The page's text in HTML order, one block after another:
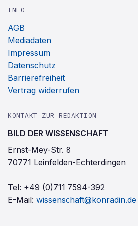
INFO
AGB
Mediadaten
Impressum
Datenschutz
Barrierefreiheit
Vertrag widerrufen
KONTAKT ZUR REDAKTION
BILD DER WISSENSCHAFT
Ernst-Mey-Str. 8
70771 Leinfelden-Echterdingen
Tel: +49 (0)711 7594-392
E-Mail: wissenschaft@konradin.de